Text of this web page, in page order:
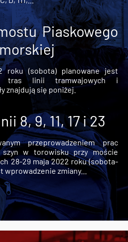
Piaskowego
roku (sobota) planowane jest
tras linii tramwajowych i
znajdują się poniżej.
8, 9, 11, 17 i 23
przeprowadzeniem prac
szyn w torowisku przy moście
28-29 maja 2022 roku (sobota-
zmiany...